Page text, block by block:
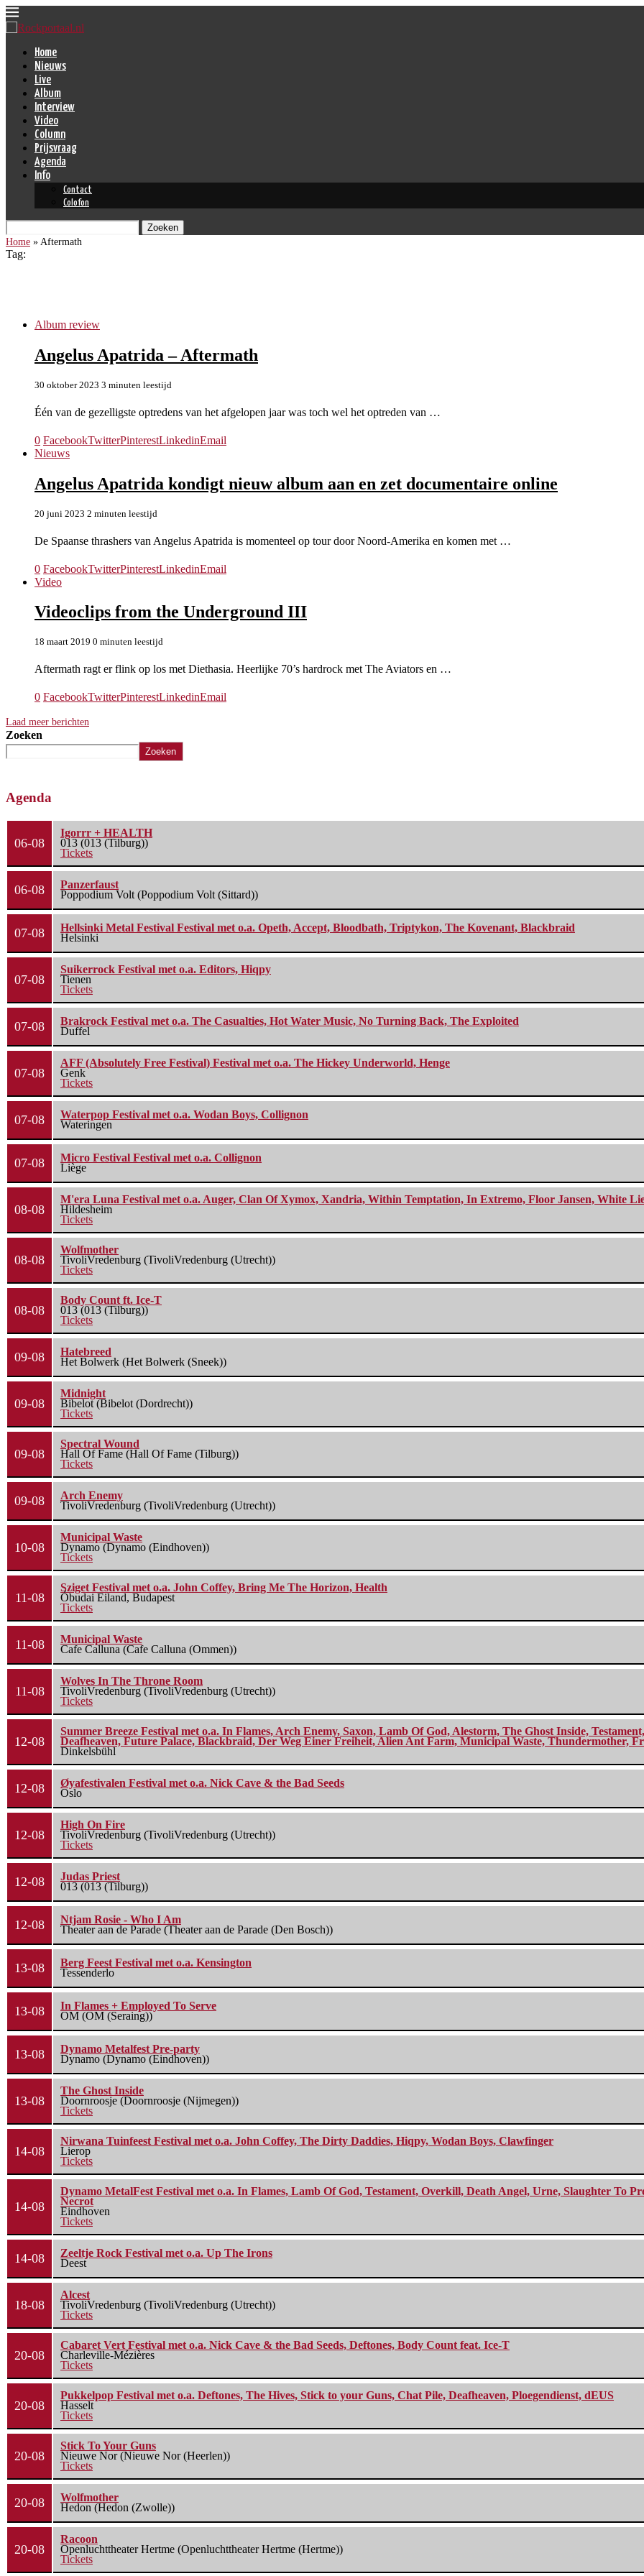
Home
Nieuws
Live
Album
Interview
Video
Column
Prijsvraag
Agenda
Info
Contact
Colofon
Zoeken
Home » Aftermath
Tag:
Album review
Angelus Apatrida – Aftermath
30 oktober 2023 3 minuten leestijd
Één van de gezelligste optredens van het afgelopen jaar was toch wel het optreden van …
0 FacebookTwitterPinterestLinkedinEmail
Nieuws
Angelus Apatrida kondigt nieuw album aan en zet documentaire online
20 juni 2023 2 minuten leestijd
De Spaanse thrashers van Angelus Apatrida is momenteel op tour door Noord-Amerika en komen met …
0 FacebookTwitterPinterestLinkedinEmail
Video
Videoclips from the Underground III
18 maart 2019 0 minuten leestijd
Aftermath ragt er flink op los met Diethasia. Heerlijke 70’s hardrock met The Aviators en …
0 FacebookTwitterPinterestLinkedinEmail
Laad meer berichten
Zoeken
Zoeken
Agenda
06-08
Igorrr + HEALTH
013 (013 (Tilburg))
Tickets
06-08
Panzerfaust
Poppodium Volt (Poppodium Volt (Sittard))
07-08
Hellsinki Metal Festival Festival met o.a. Opeth, Accept, Bloodbath, Triptykon, The Kovenant, Blackbraid
Helsinki
07-08
Suikerrock Festival met o.a. Editors, Hiqpy
Tienen
Tickets
07-08
Brakrock Festival met o.a. The Casualties, Hot Water Music, No Turning Back, The Exploited
Duffel
07-08
AFF (Absolutely Free Festival) Festival met o.a. The Hickey Underworld, Henge
Genk
Tickets
07-08
Waterpop Festival met o.a. Wodan Boys, Collignon
Wateringen
07-08
Micro Festival Festival met o.a. Collignon
Liège
08-08
M'era Luna Festival met o.a. Auger, Clan Of Xymox, Xandria, Within Temptation, In Extremo, Floor Jansen, White
Hildesheim
Tickets
08-08
Wolfmother
TivoliVredenburg (TivoliVredenburg (Utrecht))
Tickets
08-08
Body Count ft. Ice-T
013 (013 (Tilburg))
Tickets
09-08
Hatebreed
Het Bolwerk (Het Bolwerk (Sneek))
09-08
Midnight
Bibelot (Bibelot (Dordrecht))
Tickets
09-08
Spectral Wound
Hall Of Fame (Hall Of Fame (Tilburg))
Tickets
09-08
Arch Enemy
TivoliVredenburg (TivoliVredenburg (Utrecht))
10-08
Municipal Waste
Dynamo (Dynamo (Eindhoven))
Tickets
11-08
Sziget Festival met o.a. John Coffey, Bring Me The Horizon, Health
Óbudai Eiland, Budapest
Tickets
11-08
Municipal Waste
Cafe Calluna (Cafe Calluna (Ommen))
11-08
Wolves In The Throne Room
TivoliVredenburg (TivoliVredenburg (Utrecht))
Tickets
12-08
Summer Breeze Festival met o.a. In Flames, Arch Enemy, Saxon, Lamb Of God, Alestorm, The Ghost Inside,
Deafheaven, Future Palace, Blackbraid, Der Weg Einer Freiheit, Alien Ant Farm, Municipal Waste, Thundermother,
Dinkelsbühl
12-08
Øyafestivalen Festival met o.a. Nick Cave & the Bad Seeds
Oslo
12-08
High On Fire
TivoliVredenburg (TivoliVredenburg (Utrecht))
Tickets
12-08
Judas Priest
013 (013 (Tilburg))
12-08
Ntjam Rosie - Who I Am
Theater aan de Parade (Theater aan de Parade (Den Bosch))
13-08
Berg Feest Festival met o.a. Kensington
Tessenderlo
13-08
In Flames + Employed To Serve
OM (OM (Seraing))
13-08
Dynamo Metalfest Pre-party
Dynamo (Dynamo (Eindhoven))
13-08
The Ghost Inside
Doornroosje (Doornroosje (Nijmegen))
Tickets
14-08
Nirwana Tuinfeest Festival met o.a. John Coffey, The Dirty Daddies, Hiqpy, Wodan Boys, Clawfinger
Lierop
Tickets
14-08
Dynamo MetalFest Festival met o.a. In Flames, Lamb Of God, Testament, Overkill, Death Angel, Urne, Slaughter To
Necrot
Eindhoven
Tickets
14-08
Zeeltje Rock Festival met o.a. Up The Irons
Deest
18-08
Alcest
TivoliVredenburg (TivoliVredenburg (Utrecht))
Tickets
20-08
Cabaret Vert Festival met o.a. Nick Cave & the Bad Seeds, Deftones, Body Count feat. Ice-T
Charleville-Mézières
Tickets
20-08
Pukkelpop Festival met o.a. Deftones, The Hives, Stick to your Guns, Chat Pile, Deafheaven, Ploegendienst, dEUS
Hasselt
Tickets
20-08
Stick To Your Guns
Nieuwe Nor (Nieuwe Nor (Heerlen))
Tickets
20-08
Wolfmother
Hedon (Hedon (Zwolle))
20-08
Racoon
Openluchttheater Hertme (Openluchttheater Hertme (Hertme))
Tickets